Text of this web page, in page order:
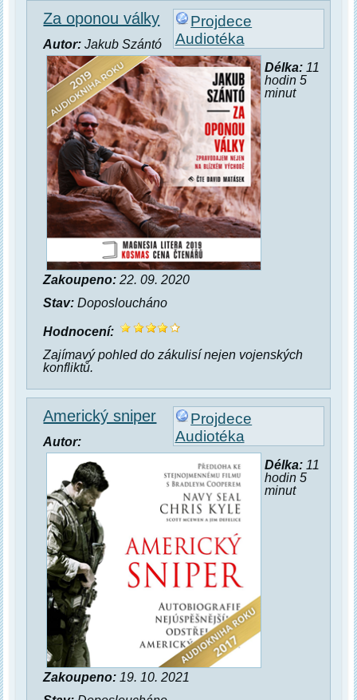
Projdece
Audiotéka
Za oponou války
Autor: Jakub Szántó
Délka:11
hodin 5
minut
Zakoupeno: 22. 09. 2020
Stav: Doposloucháno
Hodnocení:
Zajímavý pohled do zákulisí nejen vojenských
konfliktů.
Projdece
Audiotéka
Americký sniper
Autor:
Délka:11
hodin 5
minut
Zakoupeno: 19. 10. 2021